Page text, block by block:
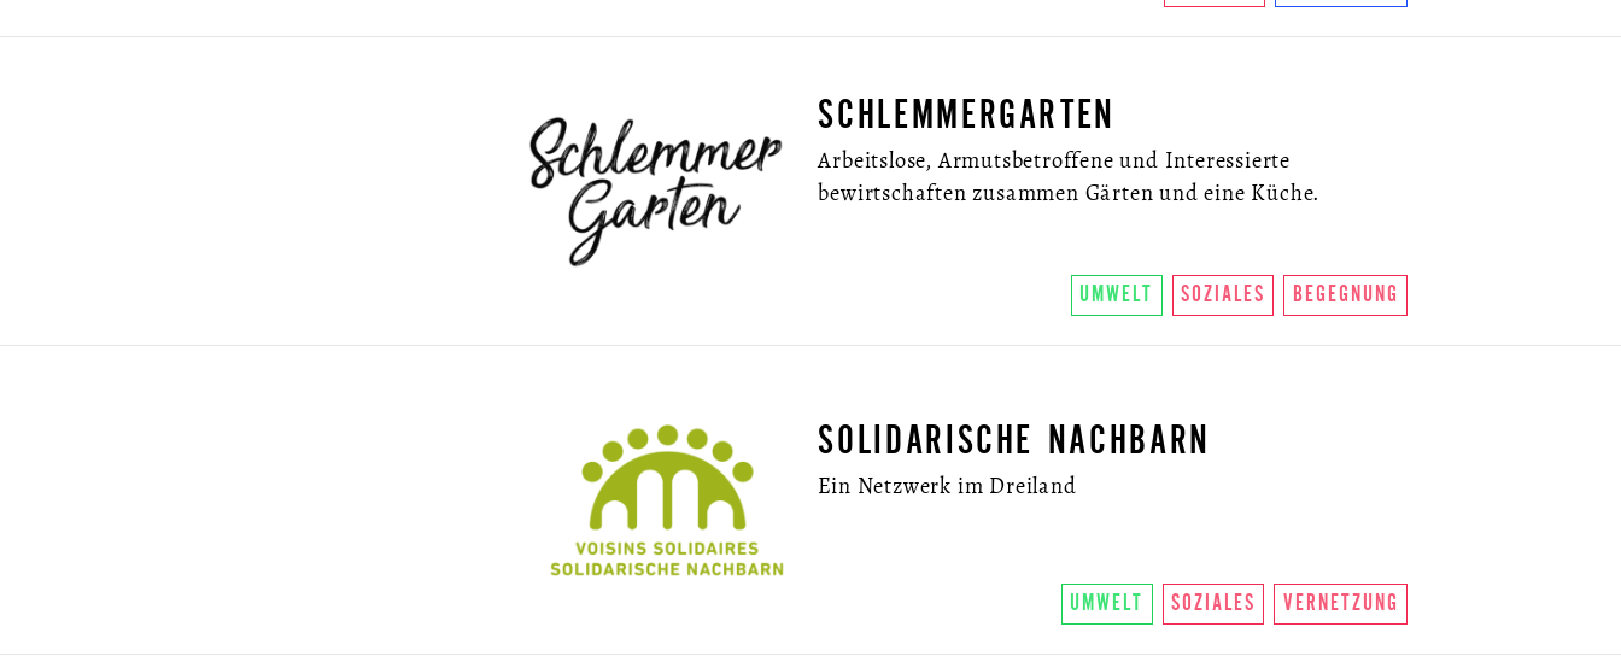
SCHLEMMERGARTEN
Arbeitslose, Armutsbetroffene und Interessierte
bewirtschaften zusammen Gärten und eine Küche.
UMWELT SOZIALES BEGEGNUNG
SOLIDARISCHE NACHBARN
Ein Netzwerk im Dreiland
UMWELT SOZIALES VERNETZUNG